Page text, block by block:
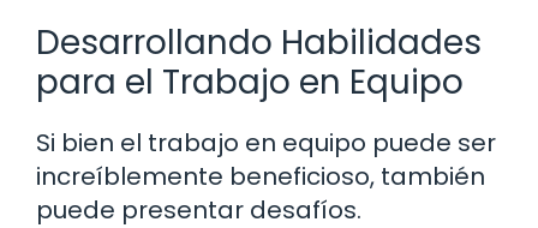
Desarrollando Habilidades
para el Trabajo en Equipo
Si bien el trabajo en equipo puede ser
increíblemente beneficioso, también
puede presentar desafíos.